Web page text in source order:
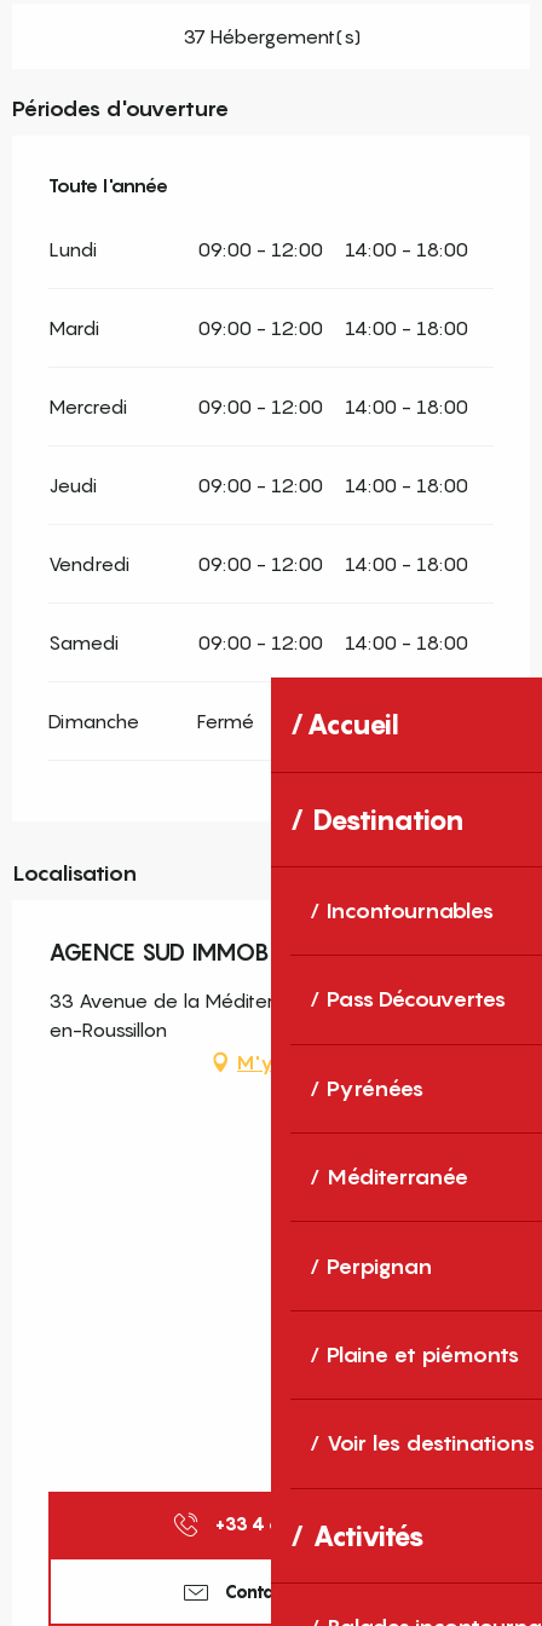
Accueil
Destination
Incontournables
Pass Découvertes
Pyrénées
Méditerranée
Perpignan
Plaine et piémonts
Voir les destinations
Activités
37 Hébergement(s)
Périodes d'ouverture
Toute l'année
Toute l'année
Lundi 09:00 - 12:00 14:00 - 18:00
Mardi 09:00 - 12:00 14:00 - 18:00
Mercredi 09:00 - 12:00 14:00 - 18:00
Jeudi 09:00 - 12:00 14:00 - 18:00
Vendredi 09:00 - 12:00 14:00 - 18:00
Samedi 09:00 - 12:00 14:00 - 18:00
Dimanche Fermé
Localisation
AGENCE SUD IMMOBILIER
33 Avenue de la Méditerranée, 66140 Canet-
en-Roussillon
M'y rendre
+33 4 68 73 12 ▒▒
Contactez-nous